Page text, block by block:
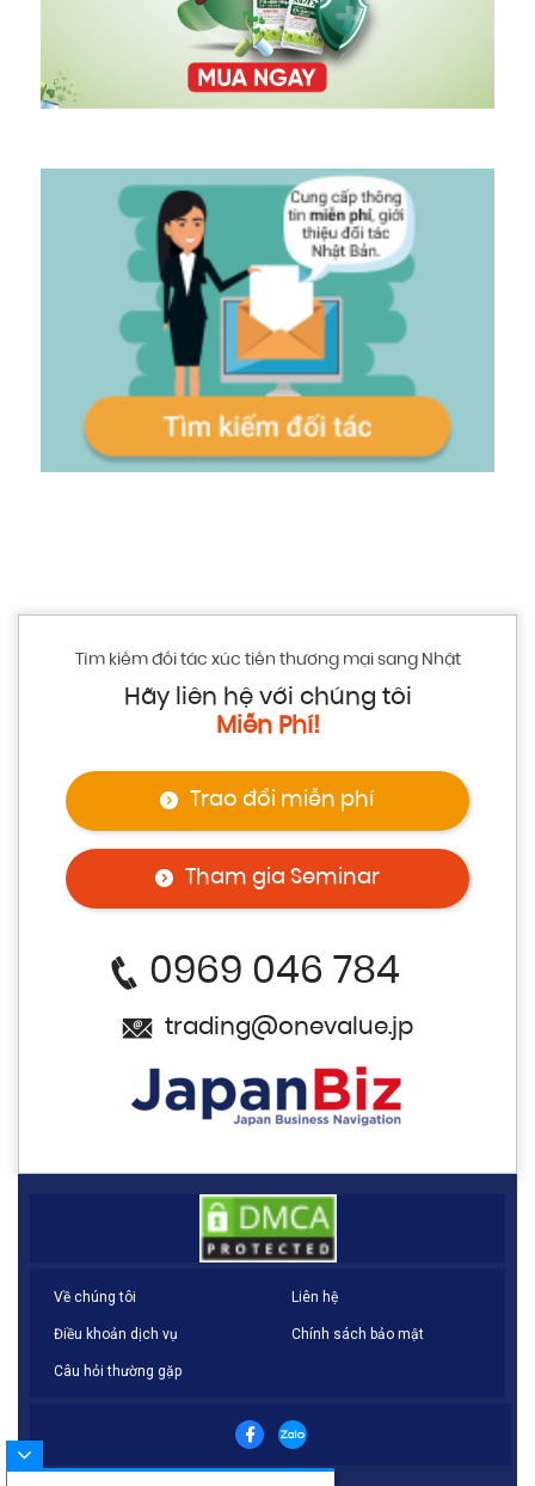
Tìm kiếm đối tác xúc tiến thương mại sang Nhật
Hãy liên hệ với chúng tôi
Miễn Phí!
Trao đổi miễn phí
Tham gia Seminar
0969 046 784
trading@onevalue.jp
Về chúng tôi Liên hệ
Điều khoản dịch vụ Chính sách bảo mật
Câu hỏi thường gặp